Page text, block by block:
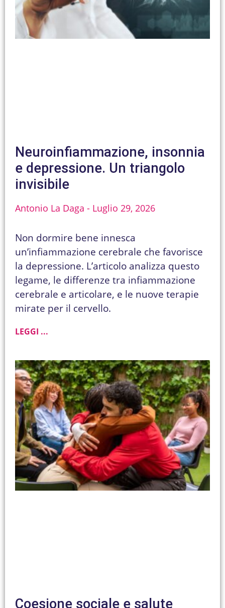
Neuroinfiammazione, insonnia
e depressione. Un triangolo
invisibile
Antonio La Daga Luglio 29, 2026
Non dormire bene innesca
un’infiammazione cerebrale che favorisce
la depressione. L’articolo analizza questo
legame, le differenze tra infiammazione
cerebrale e articolare, e le nuove terapie
mirate per il cervello.
LEGGI ...
Coesione sociale e salute